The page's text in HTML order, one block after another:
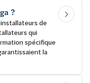
?
de
qui
spécifique
la